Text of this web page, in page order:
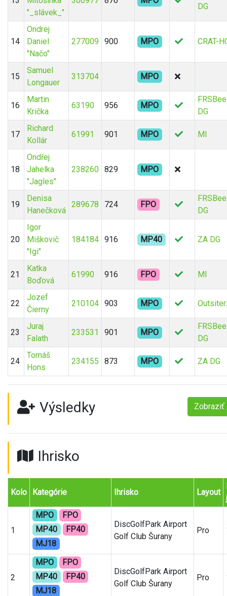
"_slávek_"
DG
14
Ondrej
Daniel
"Načo"
277009 900 MPO CRAT-
15
Samuel
Longauer
313704 MPO
16
Martin
Krička
63190 956 MPO
FRSBee
DG
17
Richard
Kollár
61991 901 MPO MI
18
Ondřej
Jahelka
"Jagles"
238260 829 MPO
19
Denisa
Hanečková
289678 724 FPO
FRSBee
DG
20
Igor
Miškovič
"Igi"
184184 916 MP40 ZA DG
21
Katka
Boďová
61990 916 FPO MI
22
Jozef
Čierny
210104 903 MPO
23
Juraj
Falath
233531 901 MPO
FRSBee
DG
24
Tomáš
Hons
234155 873 MPO ZA DG
Výsledky
Ihrisko
Kolo Kategórie Ihrisko Layout
1
MPO
FPO
MP40
FP40
MJ18
DiscGolfPark Airport
Golf Club Šurany
Pro
2
MPO
FPO
MP40
FP40
MJ18
DiscGolfPark Airport
Golf Club Šurany
Pro